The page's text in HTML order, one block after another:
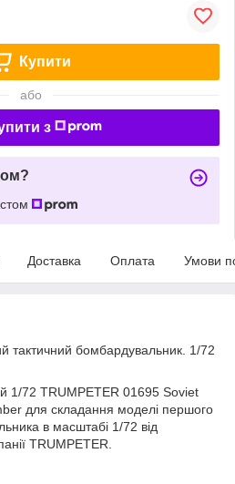
Купити
або
з
Доставка Оплата Умови
тактичний бомбардувальник. 1/72
1/72 TRUMPETER 01695 Soviet
для складання моделі першого
в масштабі 1/72 від
TRUMPETER.